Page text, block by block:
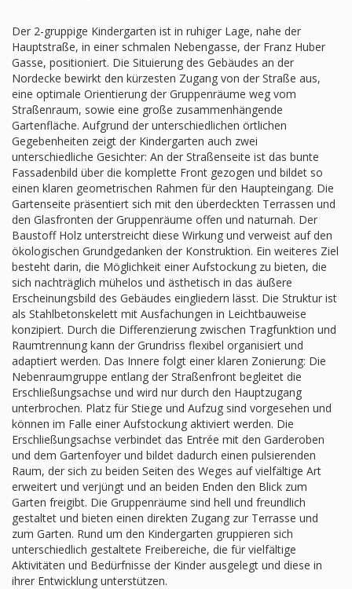
Der 2-gruppige Kindergarten ist in ruhiger Lage, nahe der
Hauptstraße, in einer schmalen Nebengasse, der Franz Huber
Gasse, positioniert. Die Situierung des Gebäudes an der
Nordecke bewirkt den kürzesten Zugang von der Straße aus,
eine optimale Orientierung der Gruppenräume weg vom
Straßenraum, sowie eine große zusammenhängende
Gartenfläche. Aufgrund der unterschiedlichen örtlichen
Gegebenheiten zeigt der Kindergarten auch zwei
unterschiedliche Gesichter: An der Straßenseite ist das bunte
Fassadenbild über die komplette Front gezogen und bildet so
einen klaren geometrischen Rahmen für den Haupteingang. Die
Gartenseite präsentiert sich mit den überdeckten Terrassen und
den Glasfronten der Gruppenräume offen und naturnah. Der
Baustoff Holz unterstreicht diese Wirkung und verweist auf den
ökologischen Grundgedanken der Konstruktion. Ein weiteres Ziel
besteht darin, die Möglichkeit einer Aufstockung zu bieten, die
sich nachträglich mühelos und ästhetisch in das äußere
Erscheinungsbild des Gebäudes eingliedern lässt. Die Struktur ist
als Stahlbetonskelett mit Ausfachungen in Leichtbauweise
konzipiert. Durch die Differenzierung zwischen Tragfunktion und
Raumtrennung kann der Grundriss flexibel organisiert und
adaptiert werden. Das Innere folgt einer klaren Zonierung: Die
Nebenraumgruppe entlang der Straßenfront begleitet die
Erschließungsachse und wird nur durch den Hauptzugang
unterbrochen. Platz für Stiege und Aufzug sind vorgesehen und
können im Falle einer Aufstockung aktiviert werden. Die
Erschließungsachse verbindet das Entrée mit den Garderoben
und dem Gartenfoyer und bildet dadurch einen pulsierenden
Raum, der sich zu beiden Seiten des Weges auf vielfältige Art
erweitert und verjüngt und an beiden Enden den Blick zum
Garten freigibt. Die Gruppenräume sind hell und freundlich
gestaltet und bieten einen direkten Zugang zur Terrasse und
zum Garten. Rund um den Kindergarten gruppieren sich
unterschiedlich gestaltete Freibereiche, die für vielfältige
Aktivitäten und Bedürfnisse der Kinder ausgelegt und diese in
ihrer Entwicklung unterstützen.